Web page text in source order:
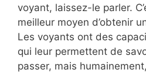
voyant, laissez-le parler.
meilleur moyen d’obtenir
Les voyants ont des
qui leur permettent de
passer, mais